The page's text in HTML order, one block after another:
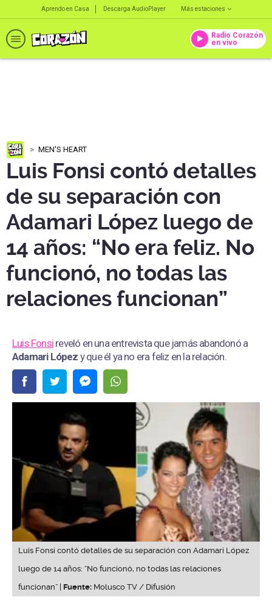
Aprendo en Casa Descarga AudioPlayer Más estaciones
Radio Corazón
en vivo
MEN'S HEART
Luis Fonsi contó detalles
de su separación con
Adamari López luego de
14 años: “No era feliz. No
funcionó, no todas las
relaciones funcionan”
Luis Fonsi reveló en una entrevista que jamás abandonó a
Adamari López y que él ya no era feliz en la relación.
Luis Fonsi contó detalles de su separación con Adamari López
luego de 14 años: “No funcionó, no todas las relaciones
funcionan” | Fuente: Molusco TV / Difusión